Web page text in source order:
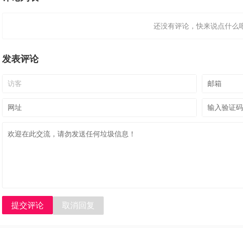
还没有评论，快来说点什么
发表评论
提交评论 取消回复